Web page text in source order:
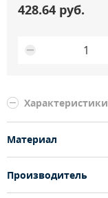
428.64 руб.
Характеристики
Материал
Производитель